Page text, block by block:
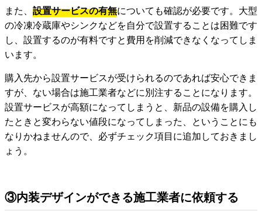
また、 設置サービスの有無についても確認が必要です。大型
の冷凍冷蔵庫やシンクなどを自分で設置することは困難です
し、設置するのが有料ですと費用を削減できなくなってしま
います。
購入先から設置サービスが受けられるのであれば安心できま
すが、ない場合は施工業者などに別注することになります。
設置サービスが高額になってしまうと、新品の設備を購入し
たときと変わらない値段になってしまった、ということにも
なりかねませんので、必ずチェック項目に追加しておきまし
ょう。
③内装デザインができる施工業者に依頼する